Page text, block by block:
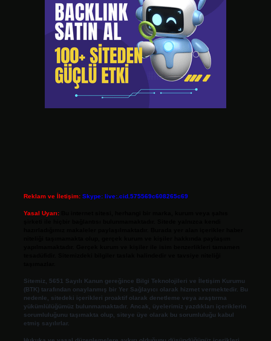
Reklam ve İletişim: Skype: live:.cid.575569c608265c69
Yasal Uyarı:
Sitemiz, 5651 Sayılı Kanun gereğince Bilgi Teknolojileri ve İletişim Kurumu
(BTK) tarafından onaylanmış bir Yer Sağlayıcı olarak hizmet vermektedir. Bu
nedenle, sitedeki içerikleri proaktif olarak denetleme veya araştırma
yükümlülüğümüz bulunmamaktadır. Ancak, üyelerimiz yazdıkları içeriklerin
sorumluluğunu taşımakta olup, siteye üye olarak bu sorumluluğu kabul
etmiş sayılırlar.